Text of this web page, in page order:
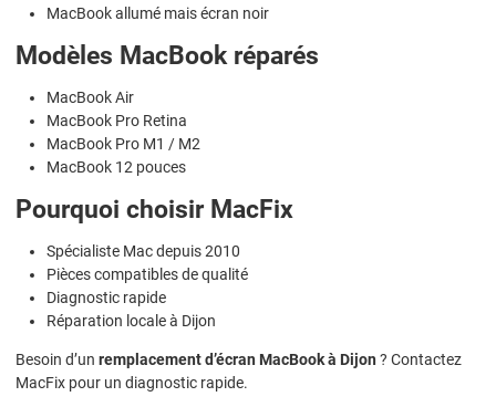
MacBook allumé mais écran noir
Modèles MacBook réparés
MacBook Air
MacBook Pro Retina
MacBook Pro M1 / M2
MacBook 12 pouces
Pourquoi choisir MacFix
Spécialiste Mac depuis 2010
Pièces compatibles de qualité
Diagnostic rapide
Réparation locale à Dijon
Besoin d’un remplacement d’écran MacBook à Dijon ? Contactez
MacFix pour un diagnostic rapide.